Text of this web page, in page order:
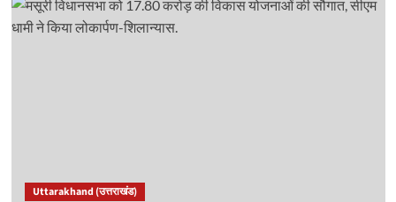
Uttarakhand (उत्तराखंड)